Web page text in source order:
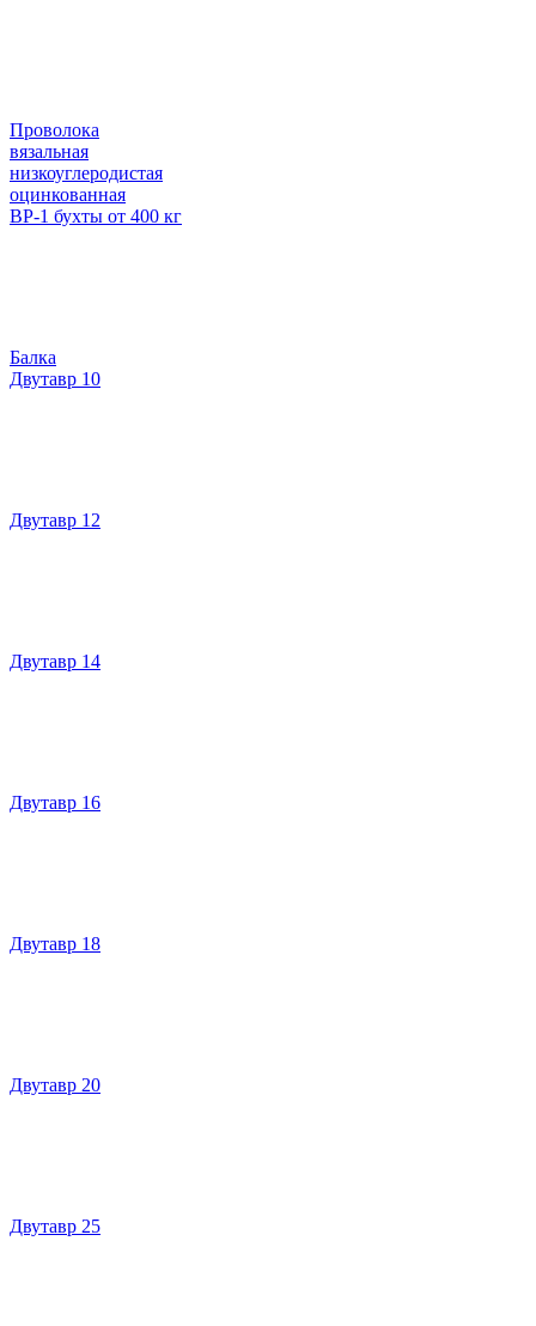
Проволока
вязальная
низкоуглеродистая
оцинкованная
ВР-1 бухты от 400 кг
Балка
Двутавр 10
Двутавр 12
Двутавр 14
Двутавр 16
Двутавр 18
Двутавр 20
Двутавр 25